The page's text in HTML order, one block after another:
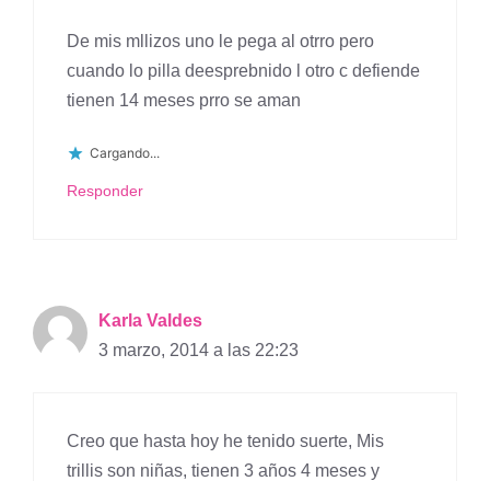
De mis mllizos uno le pega al otrro pero
cuando lo pilla deesprebnido l otro c defiende
tienen 14 meses prro se aman
Cargando...
Responder
Karla Valdes
3 marzo, 2014 a las 22:23
Creo que hasta hoy he tenido suerte, Mis
trillis son niñas, tienen 3 años 4 meses y